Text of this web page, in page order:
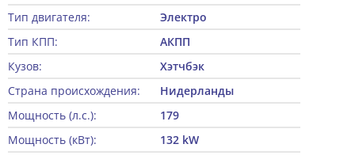
Тип двигателя:
Электро
Тип КПП:
АКПП
Кузов:
Хэтчбэк
Страна происхождения:
Нидерланды
Мощность (л.с.):
179
Мощность (кВт):
132 kW